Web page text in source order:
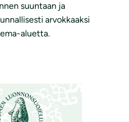
suuntaan ja
arvokkaaksi
aluetta.